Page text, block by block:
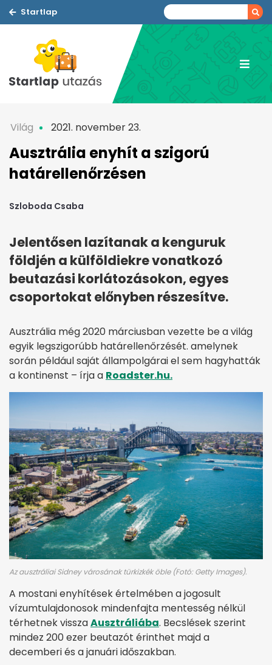
Startlap
Világ 2021. november 23.
Ausztrália enyhít a szigorú
határellenőrzésen
Szloboda Csaba
Jelentősen lazítanak a kenguruk
földjén a külföldiekre vonatkozó
beutazási korlátozásokon, egyes
csoportokat előnyben részesítve.
Ausztrália még 2020 márciusban vezette be a világ
egyik legszigorúbb határellenőrzését. amelynek
során például saját állampolgárai el sem hagyhatták
a kontinenst – írja a Roadster.hu.
Az ausztráliai Sidney városának türkizkék öble (Fotó: Getty Images).
A mostani enyhítések értelmében a jogosult
vízumtulajdonosok mindenfajta mentesség nélkül
térhetnek visszaAusztráliába. Becslések szerint
mindez 200 ezer beutazót érinthet majd a
decemberi és a januári időszakban.